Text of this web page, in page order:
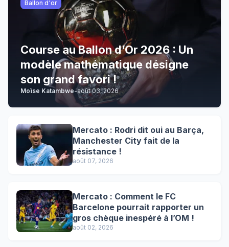
Ballon d'or
Course au Ballon d’Or 2026 : Un
modèle mathématique désigne
son grand favori !
Moïse Katambwe-août 03, 2026
Mercato : Rodri dit oui au Barça,
Manchester City fait de la
résistance !
août 07, 2026
Mercato : Comment le FC
Barcelone pourrait rapporter un
gros chèque inespéré à l’OM !
août 02, 2026